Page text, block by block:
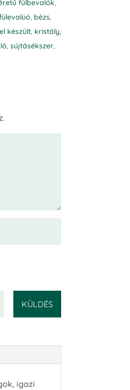
fülbevalók,
, bézs,
készült, kristály,
, sújtásékszer,
KÜLDÉS
igazi